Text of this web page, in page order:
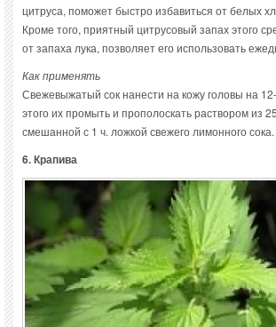
цитруса, поможет быстро избавиться от белых
Кроме того, приятный цитрусовый запах этого
от запаха лука, позволяет его использовать
Как применять
Свежевыжатый сок нанести на кожу головы на
этого их промыть и прополоскать раствором из
смешанной с 1 ч. ложкой свежего лимонного сока.
6. Крапива